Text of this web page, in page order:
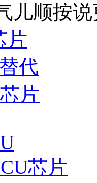
儿顺按
片
代
片
芯片